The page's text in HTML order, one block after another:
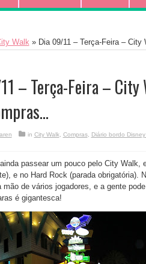
Walk» Dia 09/11 – Terça-Feira –
– Terça-Feira – City
in City Walk, Compras, Diário bordo
passear um pouco pelo City Walk,
e no Hard Rock (parada obrigatória).
mão de vários jogadores, e a gente
é gigantesca!